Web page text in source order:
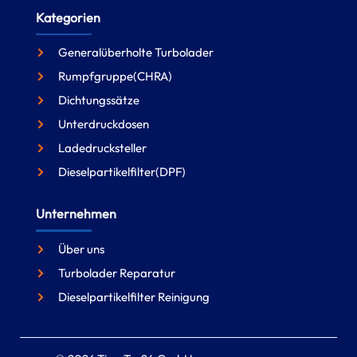
Kategorien
Generalüberholte Turbolader
Rumpfgruppe(CHRA)
Dichtungssätze
Unterdruckdosen
Ladedrucksteller
Dieselpartikelfilter(DPF)
Unternehmen
Über uns
Turbolader Reparatur
Dieselpartikelfilter Reinigung